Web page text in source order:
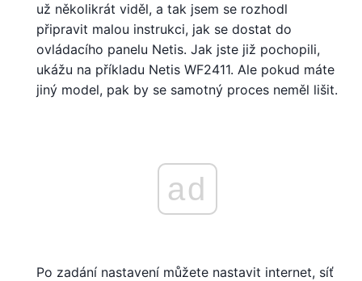
už několikrát viděl, a tak jsem se rozhodl
připravit malou instrukci, jak se dostat do
ovládacího panelu Netis. Jak jste již pochopili,
ukážu na příkladu Netis WF2411. Ale pokud máte
jiný model, pak by se samotný proces neměl lišit.
ad
Po zadání nastavení můžete nastavit internet, síť